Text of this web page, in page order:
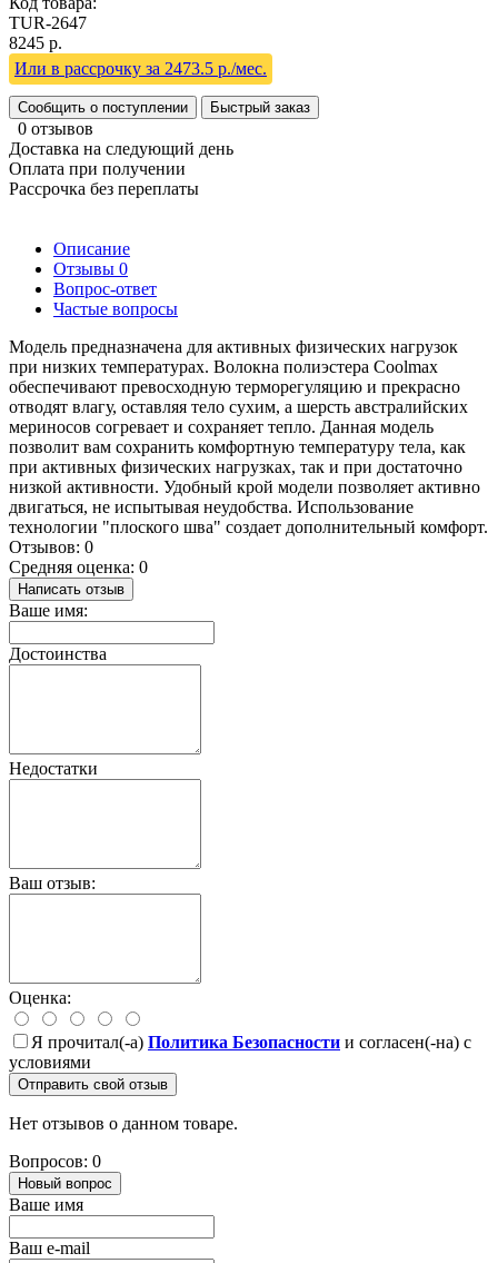
TUR-2647
8245 р.
Или в рассрочку за 2473.5 р./мес.
Сообщить о поступлении Быстрый заказ
0 отзывов
Доставка на следующий день
Оплата при получении
Рассрочка без переплаты
Описание
Отзывы 0
Вопрос-ответ
Частые вопросы
Модель предназначена для активных физических нагрузок
при низких температурах. Волокна полиэстера Coolmax
обеспечивают превосходную терморегуляцию и прекрасно
отводят влагу, оставляя тело сухим, а шерсть австралийских
мериносов согревает и сохраняет тепло. Данная модель
позволит вам сохранить комфортную температуру тела, как
при активных физических нагрузках, так и при достаточно
низкой активности. Удобный крой модели позволяет активно
двигаться, не испытывая неудобства. Использование
технологии "плоского шва" создает дополнительный комфорт.
Отзывов: 0
Средняя оценка: 0
Написать отзыв
Ваше имя:
Достоинства
Недостатки
Ваш отзыв:
Оценка:
Я прочитал(-а) Политика Безопасности и согласен(-на) с
условиями
Отправить свой отзыв
Нет отзывов о данном товаре.
Вопросов: 0
Новый вопрос
Ваше имя
Ваш e-mail